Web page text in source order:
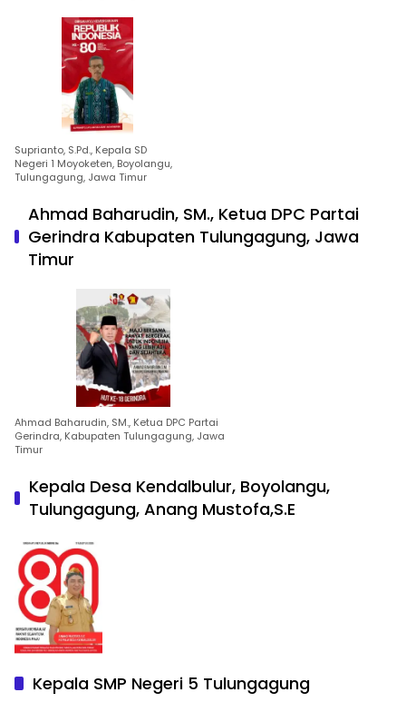
Suprianto, S.Pd., Kepala SD
Negeri 1 Moyoketen, Boyolangu,
Tulungagung, Jawa Timur
Ahmad Baharudin, SM., Ketua DPC Partai
Gerindra Kabupaten Tulungagung, Jawa
Timur
Ahmad Baharudin, SM., Ketua DPC Partai
Gerindra, Kabupaten Tulungagung, Jawa
Timur
Kepala Desa Kendalbulur, Boyolangu,
Tulungagung, Anang Mustofa,S.E
Kepala SMP Negeri 5 Tulungagung